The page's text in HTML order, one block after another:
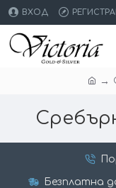
ВХОД
Безплатна